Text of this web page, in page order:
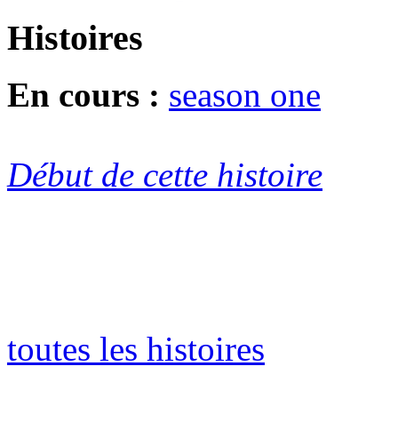
Histoires
En cours : season one
Début de cette histoire
toutes les histoires